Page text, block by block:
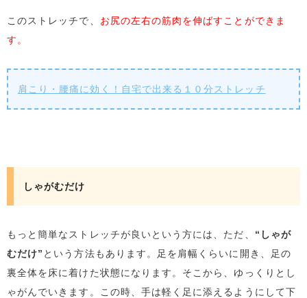
このストレッチで、 お尻の左右の筋肉を伸ばすことができま
す。
肩こり・腰痛に効く！自宅で出来る１０分ストレッチ
しゃがむだけ
もっと簡単なストレッチが良いという方には、ただ、 “しゃが
むだけ” という方法もあります。足を肩幅くらいに開き、足の
裏全体を床に着けた状態になります。そこから、ゆっくりとし
ゃがんでいきます。この時、手は軽く足に添えるようにして下